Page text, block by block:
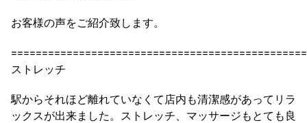
お客様の声をご紹介致します。
ストレッチ
駅からそれほど離れていなくて店内も清潔感があってリラ
ックスが出来ました。ストレッチ、マッサージもとても良